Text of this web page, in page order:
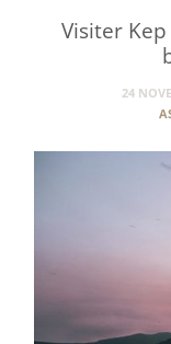
Visiter
24